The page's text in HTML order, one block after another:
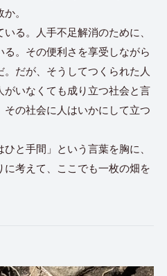
。
る。人手不足解消のために、
。その便利さを享受しながら
だが、そうしてつくられた人
がいなくても成り立つ社会と言
その社会に人はいかにして立つ
と手間」という言葉を胸に、
考えて、ここでも一枚の畑を